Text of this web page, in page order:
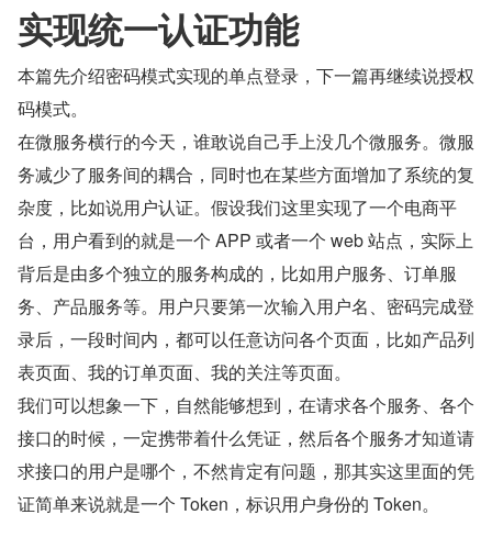
实现统一认证功能
本篇先介绍密码模式实现的单点登录，下一篇再继续说授权
码模式。
在微服务横行的今天，谁敢说自己手上没几个微服务。微服
务减少了服务间的耦合，同时也在某些方面增加了系统的复
杂度，比如说用户认证。假设我们这里实现了一个电商平
台，用户看到的就是一个 APP 或者一个 web 站点，实际上
背后是由多个独立的服务构成的，比如用户服务、订单服
务、产品服务等。用户只要第一次输入用户名、密码完成登
录后，一段时间内，都可以任意访问各个页面，比如产品列
表页面、我的订单页面、我的关注等页面。
我们可以想象一下，自然能够想到，在请求各个服务、各个
接口的时候，一定携带着什么凭证，然后各个服务才知道请
求接口的用户是哪个，不然肯定有问题，那其实这里面的凭
证简单来说就是一个 Token，标识用户身份的 Token。